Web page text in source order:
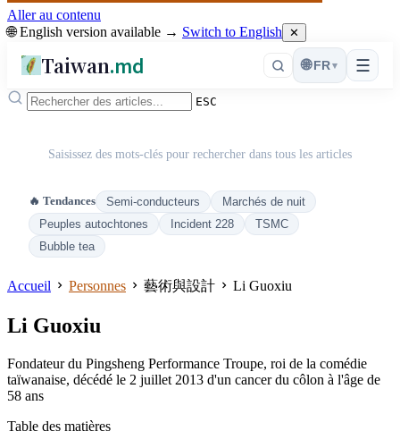
Aller au contenu
🌐 English version available → Switch to English ✕
Taiwan.md ☰
🌐 FR ▾
ESC
Saisissez des mots-clés pour rechercher dans tous les articles
🔥 Tendances Semi-conducteurs
Marchés de nuit
Peuples autochtones
Incident 228
TSMC
Bubble tea
Accueil Personnes 藝術與設計 Li Guoxiu
Li Guoxiu
Fondateur du Pingsheng Performance Troupe, roi de la comédie
taïwanaise, décédé le 2 juillet 2013 d'un cancer du côlon à l'âge de
58 ans
Table des matières